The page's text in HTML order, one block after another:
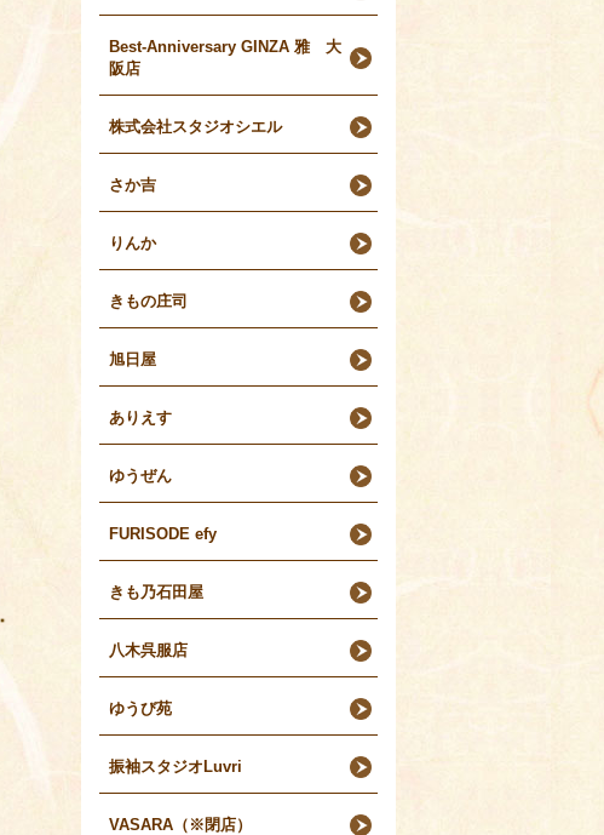
Best-Anniversary GINZA 雅 大
阪店
株式会社スタジオシエル
さか吉
りんか
きもの庄司
旭日屋
ありえす
ゆうぜん
FURISODE efy
きも乃石田屋
八木呉服店
ゆうび苑
振袖スタジオLuvri
VASARA（※閉店）